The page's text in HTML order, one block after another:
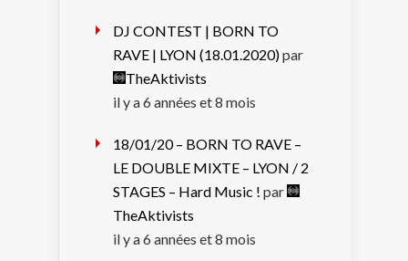
DJ CONTEST | BORN TO
RAVE | LYON (18.01.2020)par
TheAktivists
il y a 6 années et 8 mois
18/01/20 – BORN TO RAVE –
LE DOUBLE MIXTE – LYON / 2
STAGES – Hard Music ! par
TheAktivists
il y a 6 années et 8 mois